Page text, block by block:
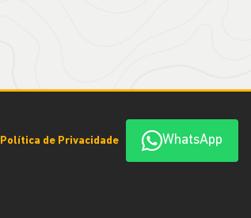
WhatsApp
Política de Privacidade